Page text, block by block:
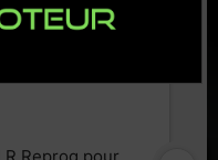
oogle